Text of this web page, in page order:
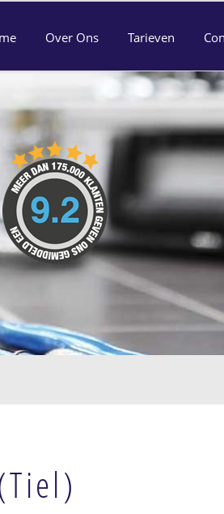
Over Ons Tarieven